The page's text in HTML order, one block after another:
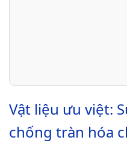
Vật liệu ưu việt:
chống tràn hóa